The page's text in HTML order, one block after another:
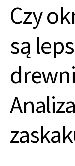
Czy
są